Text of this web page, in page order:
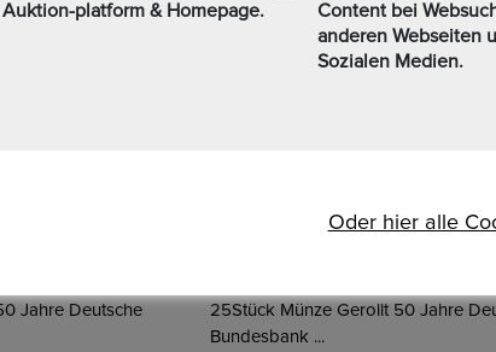
Jahre Deutsche
25Stück Münze Gerollt 50 Jahre
Bundesbank ...
Auktion-platform & Homepage.
Content bei
anderen Webseiten
Sozialen Medien.
Oder hier alle